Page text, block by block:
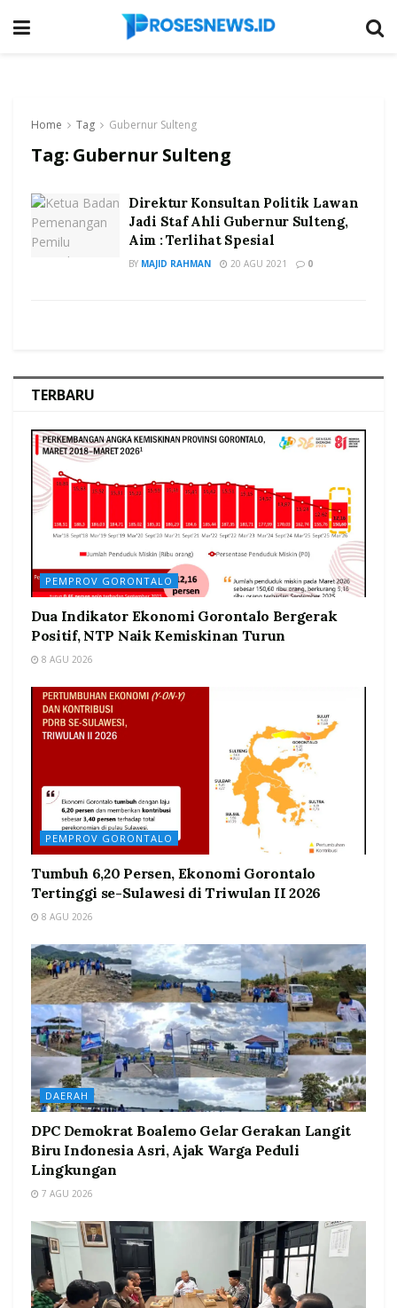
Home Tag Gubernur Sulteng
Tag: Gubernur Sulteng
Direktur Konsultan Politik Lawan
Jadi Staf Ahli Gubernur Sulteng,
Aim : Terlihat Spesial
BY MAJID RAHMAN 20 AGU 2021 0
TERBARU
PEMPROV GORONTALO
Dua Indikator Ekonomi Gorontalo Bergerak
Positif, NTP Naik Kemiskinan Turun
8 AGU 2026
PEMPROV GORONTALO
Tumbuh 6,20 Persen, Ekonomi Gorontalo
Tertinggi se-Sulawesi di Triwulan II 2026
8 AGU 2026
DAERAH
DPC Demokrat Boalemo Gelar Gerakan Langit
Biru Indonesia Asri, Ajak Warga Peduli
Lingkungan
7 AGU 2026